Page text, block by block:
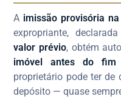
A imissão provisória
expropriante,
valor prévio, obtém
imóvel antes do fim
proprietário pode ter de
depósito — quase